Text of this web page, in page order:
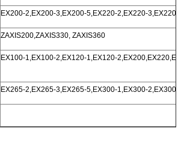
EX200-2,EX200-3,EX200-5,EX220-2,EX220-
ZAXIS200,ZAXIS330, ZAXIS360
EX100-1,EX100-2,EX120-1,EX120-
EX265-2,EX265-3,EX265-5,EX300-1,EX300-2,EX300-